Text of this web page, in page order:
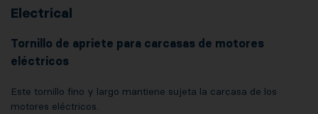
Electrical
Tornillo de apriete para carcasas de motores
eléctricos
Este tornillo fino y largo mantiene sujeta la carcasa de los
motores eléctricos.